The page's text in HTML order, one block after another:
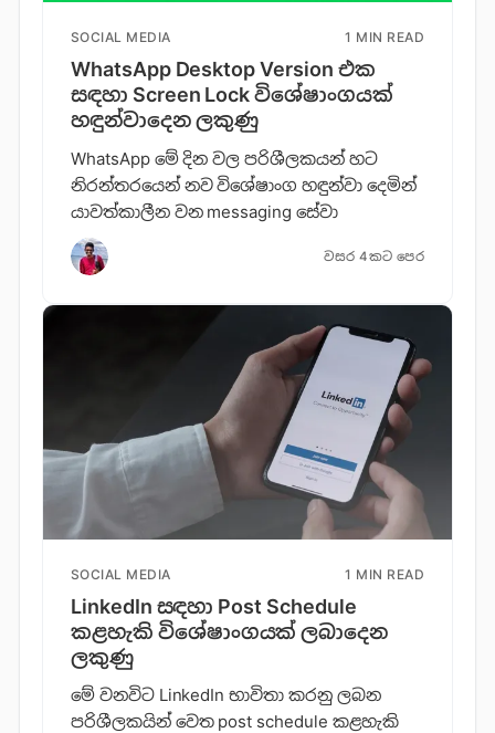
SOCIAL MEDIA 1 MIN READ
WhatsApp Desktop Version එක
සඳහා Screen Lock විශේෂාංගයක්
හඳුන්වාදෙන ලකුණු
WhatsApp මේ දින වල පරිශීලකයන් හට
නිරන්තරයෙන් නව විශේෂාංග හඳුන්වා දෙමින්
යාවත්කාලීන වන messaging සේවා
වසර 4කට පෙර
SOCIAL MEDIA 1 MIN READ
LinkedIn සඳහා Post Schedule
කළහැකි විශේෂාංගයක් ලබාදෙන
ලකුණු
මේ වනවිට LinkedIn භාවිතා කරනු ලබන
පරිශීලකයින් වෙත post schedule කළහැකි